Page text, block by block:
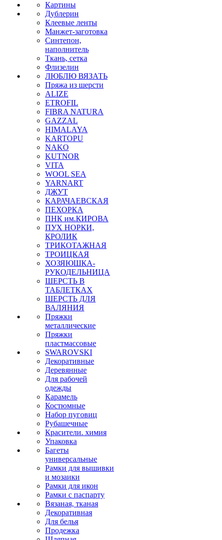
Картины
Дублерин
Клеевые ленты
Манжет-заготовка
Синтепон,
наполнитель
Ткань, сетка
Флизелин
ЛЮБЛЮ ВЯЗАТЬ
Пряжа из шерсти
ALIZE
ETROFIL
FIBRA NATURA
GAZZAL
HIMALAYA
KARTOPU
NAKO
KUTNOR
VITA
WOOL SEA
YARNART
ДЖУТ
КАРАЧАЕВСКАЯ
ПЕХОРКА
ПНК им.КИРОВА
ПУХ НОРКИ,
КРОЛИК
ТРИКОТАЖНАЯ
ТРОИЦКАЯ
ХОЗЯЮШКА-
РУКОДЕЛЬНИЦА
ШЕРСТЬ В
ТАБЛЕТКАХ
ШЕРСТЬ ДЛЯ
ВАЛЯНИЯ
Пряжки
металлические
Пряжки
пластмассовые
SWAROVSKI
Декоративные
Деревянные
Для рабочей
одежды
Карамель
Костюмные
Набор пуговиц
Рубашечные
Красители. химия
Упаковка
Багеты
универсальные
Рамки для вышивки
и мозаики
Рамки для икон
Рамки с паспарту
Вязаная, тканая
Декоративная
Для белья
Продежка